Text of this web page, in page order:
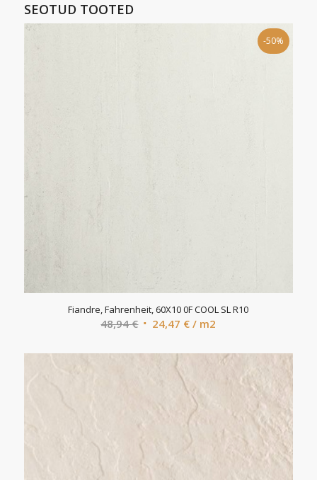
SEOTUD TOOTED
Fiandre, Fahrenheit, 60X10 0F COOL SL R10
48,94€ Algne
oli:
48,94 €.
24,47 €Current
is:
/ m2
-50%